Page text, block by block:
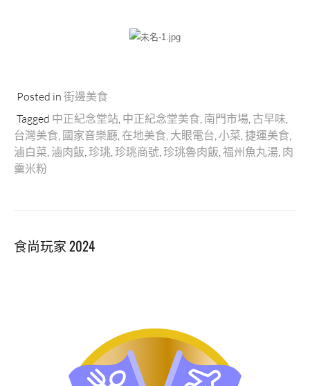
Posted in 街邊美食
Tagged 中正紀念堂站 中正紀念堂美食 南門市場 古早味
台灣美食 國家音樂廳 在地美食 大眼電台 小菜 捷運美食
滷白菜 滷肉飯 珍珧 珍珧商號 珍珧魯肉飯 福州魚丸湯 肉
羹米粉
食尚玩家 2024